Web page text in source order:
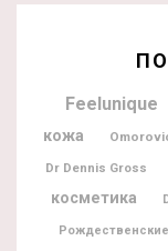
Feelunique
кожа
Dr Dennis Gross
косметика